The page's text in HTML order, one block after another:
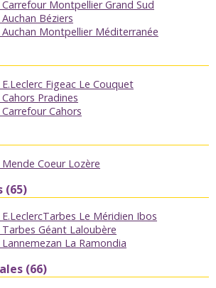
Montpellier Grand Sud
Béziers
Montpellier Méditerranée
Figeac Le Couquet
Pradines
Cahors
Coeur Lozère
(65)
Le Méridien Ibos
Géant Laloubère
La Ramondia
(66)